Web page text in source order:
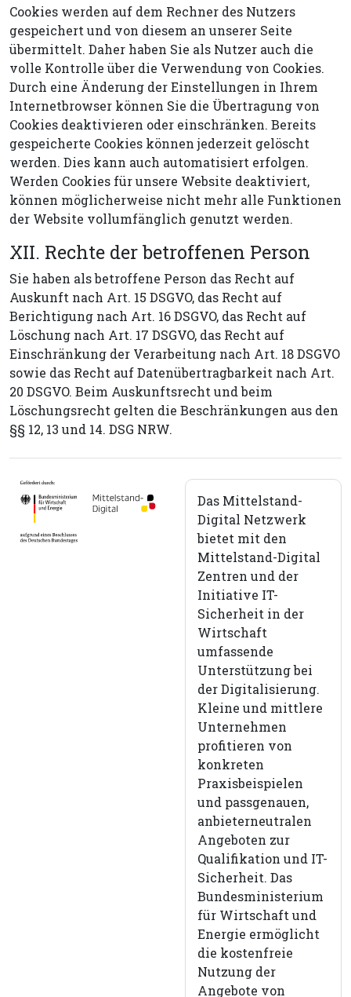
Cookies werden auf dem Rechner des Nutzers
gespeichert und von diesem an unserer Seite
übermittelt. Daher haben Sie als Nutzer auch die
volle Kontrolle über die Verwendung von Cookies.
Durch eine Änderung der Einstellungen in Ihrem
Internetbrowser können Sie die Übertragung von
Cookies deaktivieren oder einschränken. Bereits
gespeicherte Cookies können jederzeit gelöscht
werden. Dies kann auch automatisiert erfolgen.
Werden Cookies für unsere Website deaktiviert,
können möglicherweise nicht mehr alle Funktionen
der Website vollumfänglich genutzt werden.
XII. Rechte der betroffenen Person
Sie haben als betroffene Person das Recht auf
Auskunft nach Art. 15 DSGVO, das Recht auf
Berichtigung nach Art. 16 DSGVO, das Recht auf
Löschung nach Art. 17 DSGVO, das Recht auf
Einschränkung der Verarbeitung nach Art. 18 DSGVO
sowie das Recht auf Datenübertragbarkeit nach Art.
20 DSGVO. Beim Auskunftsrecht und beim
Löschungsrecht gelten die Beschränkungen aus den
§§ 12, 13 und 14. DSG NRW.
Das Mittelstand-
Digital Netzwerk
bietet mit den
Mittelstand-Digital
Zentren und der
Initiative IT-
Sicherheit in der
Wirtschaft
umfassende
Unterstützung bei
der Digitalisierung.
Kleine und mittlere
Unternehmen
profitieren von
konkreten
Praxisbeispielen
und passgenauen,
anbieterneutralen
Angeboten zur
Qualifikation und IT-
Sicherheit. Das
Bundesministerium
für Wirtschaft und
Energie ermöglicht
die kostenfreie
Nutzung der
Angebote von